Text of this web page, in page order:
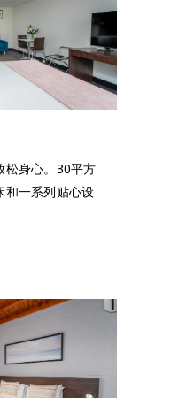
松身心。30平方
和一系列贴心设